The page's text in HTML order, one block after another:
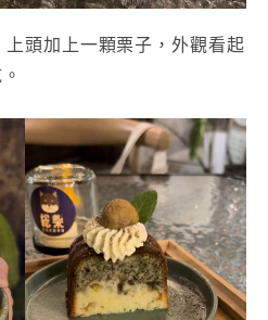
頭加上一顆栗子，外觀看起